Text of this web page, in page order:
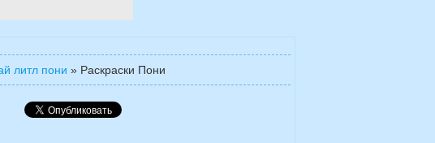
литл пони » Раскраски Пони